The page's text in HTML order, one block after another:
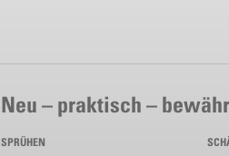
Neu – praktisch –
SPRÜHEN